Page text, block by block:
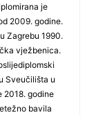
je
2009. godine.
Zagrebu 1990.
vježbenica.
Sveučilišta u
2018. godine
bavila